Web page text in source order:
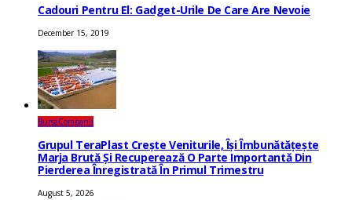
Cadouri Pentru El: Gadget-Urile De Care Are Nevoie
December 15, 2019
BursaCompanii
Grupul TeraPlast Crește Veniturile, Își Îmbunătățește
Marja Brută Și Recuperează O Parte Importantă Din
Pierderea Înregistrată În Primul Trimestru
August 5, 2026